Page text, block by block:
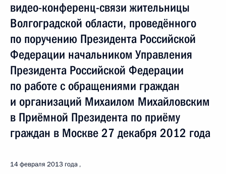
видео-конференц-связи жительницы
Волгоградской области, проведённого
по поручению Президента Российской
Федерации начальником Управления
Президента Российской Федерации
по работе с обращениями граждан
и организаций Михаилом Михайловским
в Приёмной Президента по приёму
граждан в Москве 27 декабря 2012 года
14 февраля 2013 года